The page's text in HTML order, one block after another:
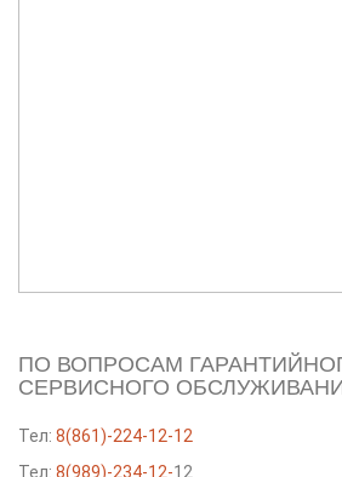
ПО ВОПРОСАМ
СЕРВИСНОГО
Тел: 8(861)-224-12-12
Тел: 8(989)-234-12-12